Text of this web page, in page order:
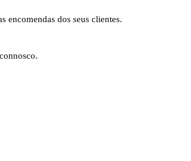
encomendas dos seus clientes.